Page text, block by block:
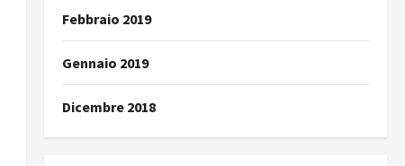
Febbraio 2019
Gennaio 2019
Dicembre 2018